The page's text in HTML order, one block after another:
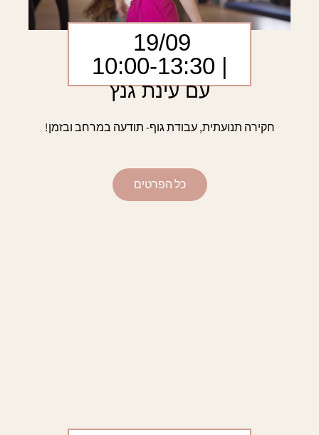
19/09
| 10:00-13:30
עם עינת גנץ
חקירה תנועתית, עבודת גוף- תודעה במרחב ובזמן!
כל הפרטים